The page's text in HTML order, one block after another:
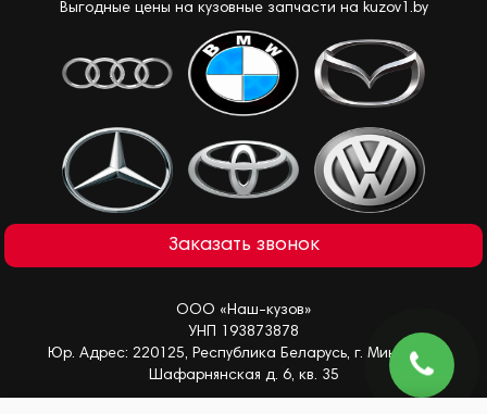
Выгодные цены на кузовные запчасти на kuzov1.by
Заказать звонок
ООО «Наш-кузов»
УНП 193873878
Юр. Адрес: 220125, Республика Беларусь, г. Минск, ул.
Шафарнянская д. 6, кв. 35